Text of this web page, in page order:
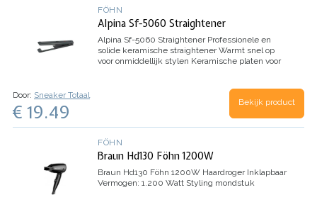
FÖHN
Alpina Sf-5060 Straightener
Alpina Sf-5060 Straightener Professionele en
solide keramische straightener Warmt snel op
voor onmiddellijk stylen Keramische platen voor
Door: Sneaker Totaal
€ 19.49 Bekijk product
FÖHN
Braun Hd130 Föhn 1200W
Braun Hd130 Föhn 1200W Haardroger Inklapbaar
Vermogen: 1.200 Watt Styling mondstuk